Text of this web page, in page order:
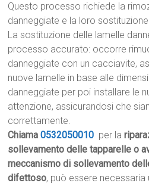
Questo processo richiede la
danneggiate e la loro
La sostituzione delle lamelle
processo accurato: occorre
danneggiate con un cacciavite,
nuove lamelle in base alle
danneggiate per poi installare le
attenzione, assicurandosi che
correttamente.
Chiama0532050010 per la
sollevamento delle tapparelle o
meccanismo di sollevamento
difettoso, può essere necessaria